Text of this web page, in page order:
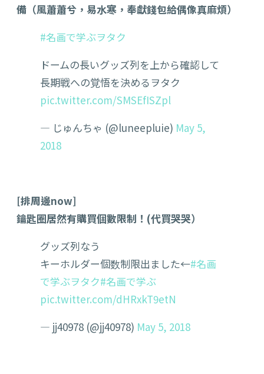
備（風蕭蕭兮，易水寒，奉獻錢包給偶像真麻煩）
#名画で学ぶヲタク
ドームの長いグッズ列を上から確認して
長期戦への覚悟を決めるヲタク
pic.twitter.com/SMSEfISZpl
— じゅんちゃ (@luneepluie) May 5,
2018
[排周邊now]
鑰匙圈居然有購買個數限制！(代買哭哭）
グッズ列なう
キーホルダー個数制限出ました←#名画
で学ぶヲタク#名画で学ぶ
pic.twitter.com/dHRxkT9etN
— jj40978 (@jj40978) May 5, 2018